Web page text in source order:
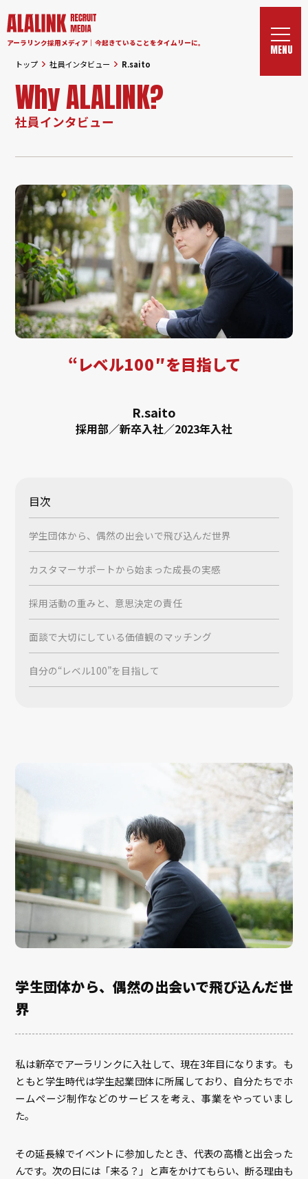
アーラリンク採用メディア｜今起きていることをタイムリーに。
トップ 社員インタビュー R.saito
Why ALALINK?
社員インタビュー
“レベル100″を目指して
R.saito
採用部／新卒入社／2023年入社
目次
学生団体から、偶然の出会いで飛び込んだ世界
カスタマーサポートから始まった成長の実感
採用活動の重みと、意思決定の責任
面談で大切にしている価値観のマッチング
自分の“レベル100”を目指して
学生団体から、偶然の出会いで飛び込んだ世
界
私は新卒でアーラリンクに入社して、現在3年目になります。も
ともと学生時代は学生起業団体に所属しており、自分たちでホ
ームページ制作などのサービスを考え、事業をやっていまし
た。
その延長線でイベントに参加したとき、代表の高橋と出会った
んです。次の日には「来る？」と声をかけてもらい、断る理由も